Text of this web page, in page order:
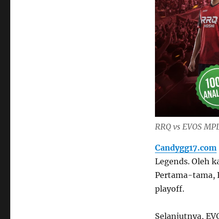
RRQ vs EVOS
Candygg17.com
Legends. Oleh
Pertama-tama,
playoff.
Selanjutnya,